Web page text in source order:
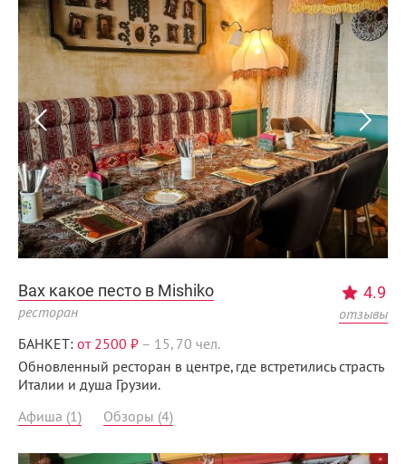
Вах какое песто в Mishiko
ресторан
4.9
отзывы
БАНКЕТ: от 2500 ₽ – 15, 70 чел.
Обновленный ресторан в центре, где встретились страсть
Италии и душа Грузии.
Афиша (1)
Обзоры (4)